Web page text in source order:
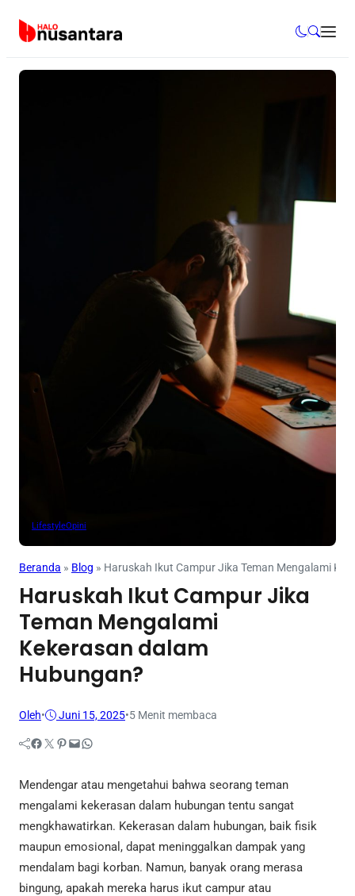
LifestyleOpini
Beranda » Blog » Haruskah Ikut Campur Jika Teman Mengalami
Haruskah Ikut Campur Jika
Teman Mengalami
Kekerasan dalam
Hubungan?
Oleh• Juni 15, 2025•5 Menit membaca
Facebook Twitter Pinterest Mail WhatsApp
Mendengar atau mengetahui bahwa seorang teman
mengalami kekerasan dalam hubungan tentu sangat
mengkhawatirkan. Kekerasan dalam hubungan, baik fisik
maupun emosional, dapat meninggalkan dampak yang
mendalam bagi korban. Namun, banyak orang merasa
bingung, apakah mereka harus ikut campur atau